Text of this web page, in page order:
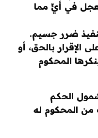
في أيٍّ مما
ضرر جسيم.
الإقرار بالحق، أو
المحكوم
الحكم
من المحكوم له